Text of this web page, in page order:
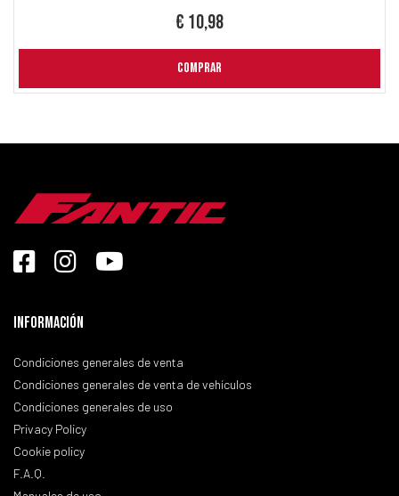
€ 10,98
COMPRAR
Información
Condiciones generales de venta
Condiciones generales de venta de vehículos
Condiciones generales de uso
Privacy Policy
Cookie policy
F.A.Q.